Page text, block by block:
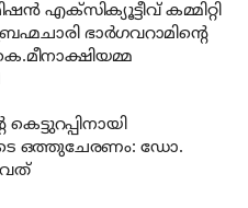
എക്‌സിക്യൂട്ടീവ് കമ്മിറ്റി
ഭാര്‍ഗവറാമിന്റെ
കെട്ടുറപ്പിനായി
ഒത്തുചേരണം: ഡോ.